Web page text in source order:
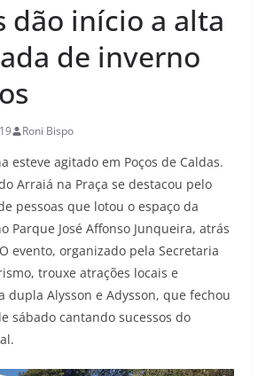
dão início a alta
de inverno
Roni Bispo
esteve agitado em Poços de Caldas.
Arraiá na Praça se destacou pelo
pessoas que lotou o espaço da
Parque José Affonso Junqueira, atrás
evento, organizado pela Secretaria
trouxe atrações locais e
dupla Alysson e Adysson, que fechou
sábado cantando sucessos do